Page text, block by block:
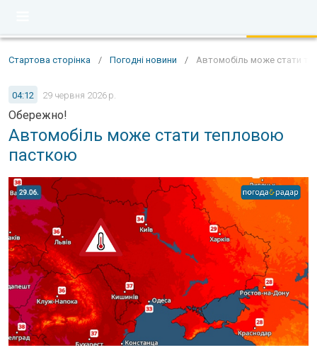
Стартова сторінка / Погодні новини / Автомобіль може стати
04:12 29 червня 2026 р.
Обережно!
Автомобіль може стати тепловою
пасткою